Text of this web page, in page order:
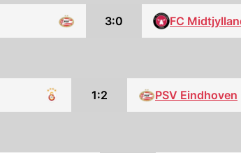
3:0 FC
1:2 PSV Eindhoven